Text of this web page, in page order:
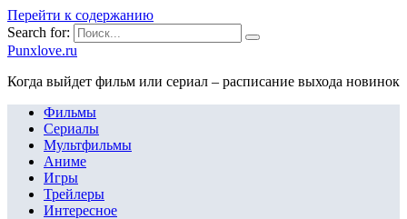
Перейти к содержанию
Search for:
Punxlove.ru
Когда выйдет фильм или сериал – расписание выхода новинок
Фильмы
Сериалы
Мультфильмы
Аниме
Игры
Трейлеры
Интересное